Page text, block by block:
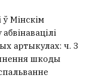
Мінскім
артыкулах: ч. 3
шкоды